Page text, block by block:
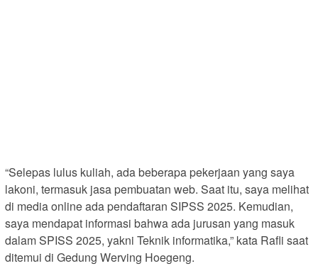
“Selepas lulus kuliah, ada beberapa pekerjaan yang saya
lakoni, termasuk jasa pembuatan web. Saat itu, saya melihat
di media online ada pendaftaran SIPSS 2025. Kemudian,
saya mendapat informasi bahwa ada jurusan yang masuk
dalam SPISS 2025, yakni Teknik informatika,” kata Rafli saat
ditemui di Gedung Werving Hoegeng.